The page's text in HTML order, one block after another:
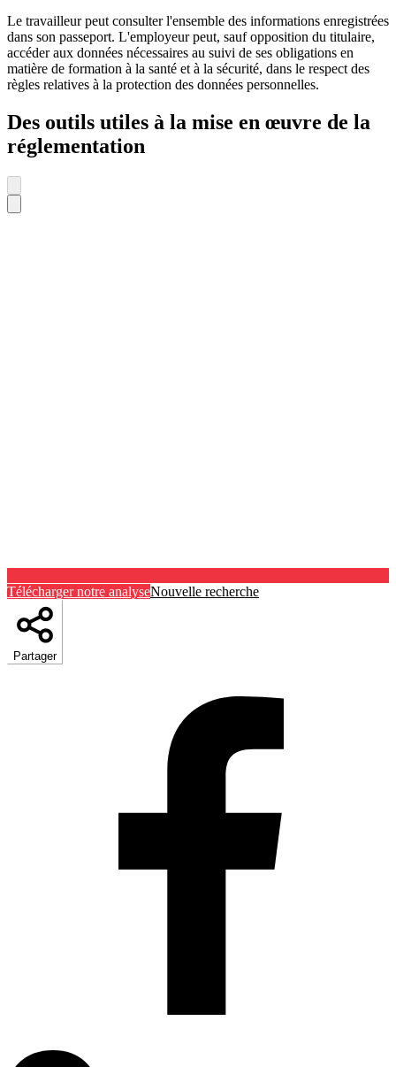
Le travailleur peut consulter l'ensemble des informations enregistrées
dans son passeport. L'employeur peut, sauf opposition du titulaire,
accéder aux données nécessaires au suivi de ses obligations en
matière de formation à la santé et à la sécurité, dans le respect des
règles relatives à la protection des données personnelles.
Des outils utiles à la mise en œuvre de la
réglementation
Télécharger notre analyseNouvelle recherche
Partager